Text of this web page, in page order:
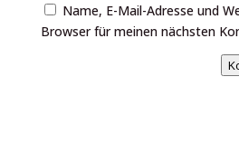
Name, E-Mail-Adresse und
Browser für meinen nächsten